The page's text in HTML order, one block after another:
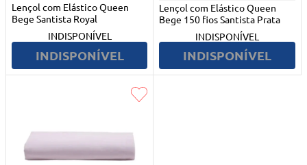
Lençol com Elástico Queen
Bege Santista Royal
INDISPONÍVEL
INDISPONÍVEL
Lençol com Elástico Queen
Bege 150 fios Santista Prata
INDISPONÍVEL
INDISPONÍVEL